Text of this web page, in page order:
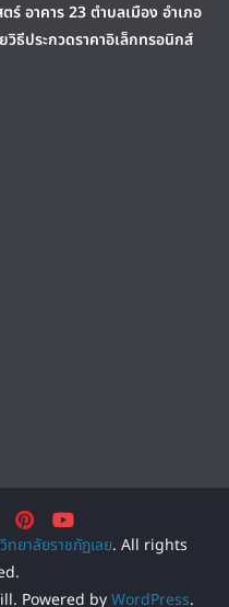
อาคาร 23 ตำบลเมือง อำเภอ
ธีประกวดราคาอิเล็กทรอนิกส์
ยาลัยราชภัฏเลย. All rights
Powered byWordPress.